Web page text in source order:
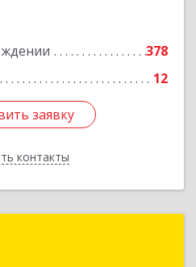
378
12
заявку
контакты
заявку